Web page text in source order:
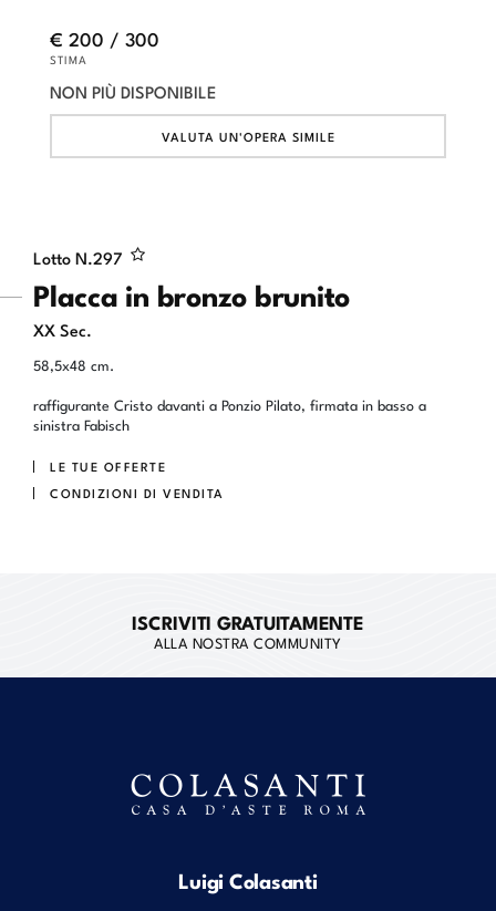
Lotto N.297
Placca in bronzo brunito
XX Sec.
58,5x48 cm.
raffigurante Cristo davanti a Ponzio Pilato, firmata in basso a
sinistra Fabisch
LE TUE OFFERTE
CONDIZIONI DI VENDITA
€ 200 / 300
STIMA
NON PIÙ DISPONIBILE
VALUTA UN'OPERA SIMILE
ISCRIVITI GRATUITAMENTE
ALLA NOSTRA COMMUNITY
Luigi Colasanti